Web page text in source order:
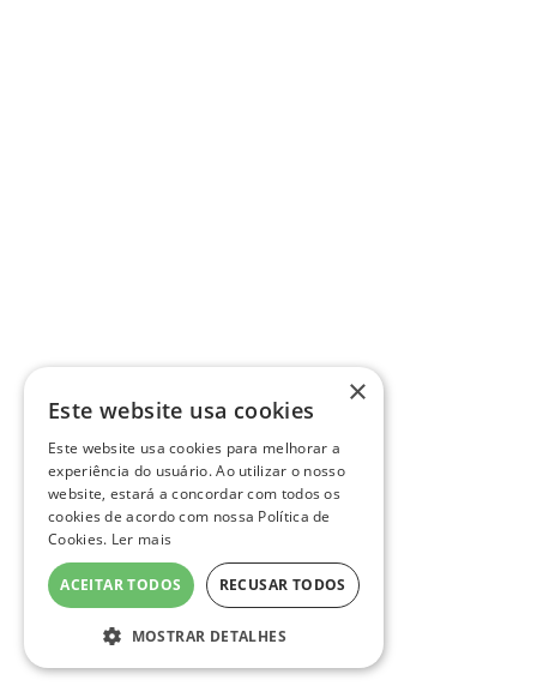
×
Este website usa cookies
Este website usa cookies para melhorar a
experiência do usuário. Ao utilizar o nosso
website, estará a concordar com todos os
cookies de acordo com nossa Política de
Cookies. Ler mais
ACEITAR TODOS RECUSAR TODOS
MOSTRAR DETALHES